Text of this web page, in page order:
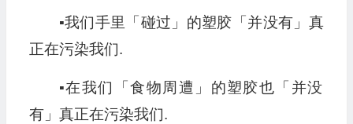
▪︎我们手里「碰过」的塑胶「并没有」真
正在污染我们.
▪︎在我们「食物周遭」的塑胶也「并没
有」真正在污染我们.